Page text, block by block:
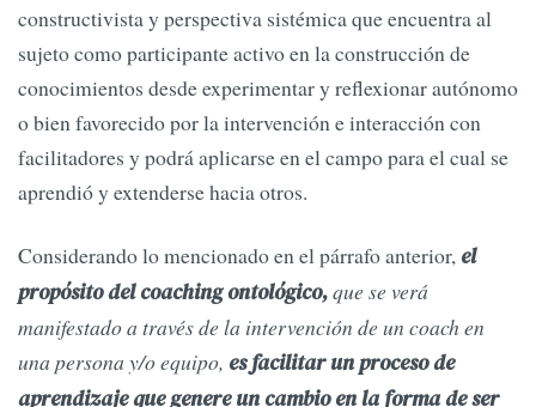
constructivista y perspectiva sistémica que encuentra al
sujeto como participante activo en la construcción de
conocimientos desde experimentar y reflexionar autónomo
o bien favorecido por la intervención e interacción con
facilitadores y podrá aplicarse en el campo para el cual se
aprendió y extenderse hacia otros.
Considerando lo mencionado en el párrafo anterior, el
propósito del coaching ontológico,que se verá
manifestado a través de la intervención de un coach en
una persona y/o equipo, es facilitar un proceso de
aprendizaje que genere un cambio en la forma de ser